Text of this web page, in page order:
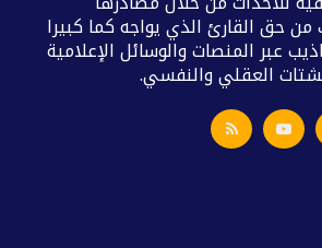
حق القارئ الذي يواجه كما كبيرا
عبر المنصات والوسائل الإعلامية
العقلي والنفسي.